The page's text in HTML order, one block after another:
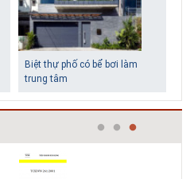
Biệt thự phố có bể bơi làm
trung tâm